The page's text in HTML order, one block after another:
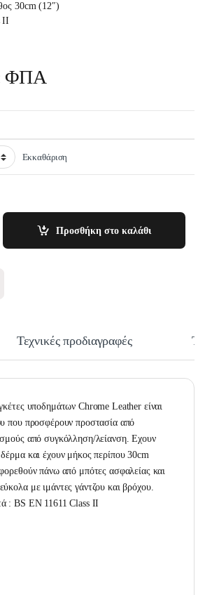
30cm (12″)
II
ΦΠΑ
Εκκαθάριση
Προσθήκη στο καλάθι
Τεχνικές προδιαγραφές
υποδημάτων Chrome Leather είναι
που προσφέρουν προστασία από
από συγκόλληση/λείανση. Εχουν
και έχουν μήκος περίπου 30cm
πάνω από μπότες ασφαλείας και
με ιμάντες γάντζου και βρόχου.
: BS EN 11611 Class II